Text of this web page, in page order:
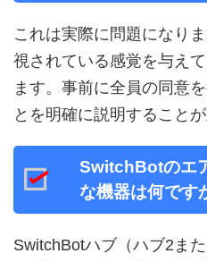
これは実際に問題になり
視されている感覚を与え
ます。事前に全員の同意
とを明確に説明することが
SwitchBotのエ
な機器は何です
SwitchBotハブ（ハブ2ま